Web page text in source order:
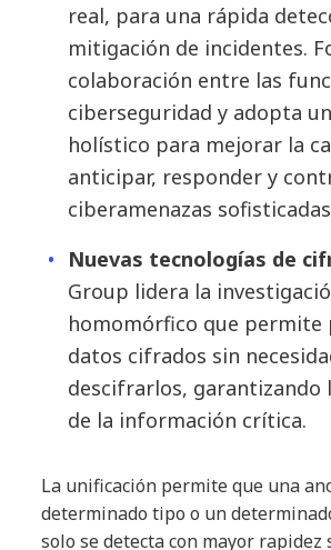
real, para una rápida
mitigación de incidentes.
colaboración entre las
ciberseguridad y adopta
holístico para mejorar la
anticipar, responder y
ciberamenazas
Nuevas tecnologías de
Group lidera la
homomórfico que permite
datos cifrados sin
descifrarlos, garantizando
de la información crítica.
La unificación permite que una
determinado tipo o un
solo se detecta con mayor rapidez